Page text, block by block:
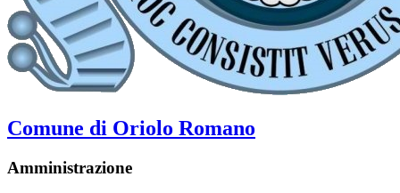
Comune di Oriolo Romano
Amministrazione